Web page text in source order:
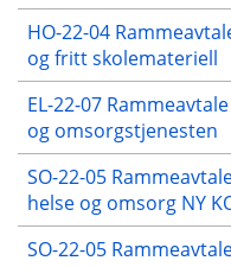
HO-22-04
og fritt skolemateriell
EL-22-07
og omsorgstjenesten
SO-22-05
helse og omsorg NY
SO-22-05